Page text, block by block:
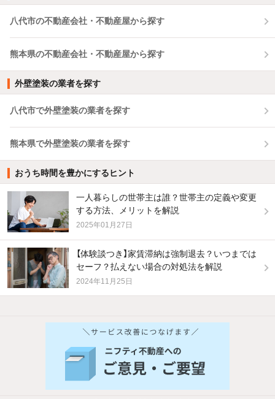
八代市の不動産会社・不動産屋から探す
熊本県の不動産会社・不動産屋から探す
外壁塗装の業者を探す
八代市で外壁塗装の業者を探す
熊本県で外壁塗装の業者を探す
おうち時間を豊かにするヒント
一人暮らしの世帯主は誰？世帯主の定義や変更
する方法、メリットを解説
2025年01月27日
【体験談つき】家賃滞納は強制退去？いつまでは
セーフ？払えない場合の対処法を解説
2024年11月25日
他の人はこんな条件で絞り込んでいます！
バス・トイレ別 2階以上